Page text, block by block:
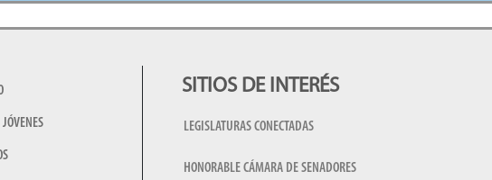
SITIOS DE INTERÉS
LEGISLATURAS CONECTADAS
HONORABLE CÁMARA DE SENADORES